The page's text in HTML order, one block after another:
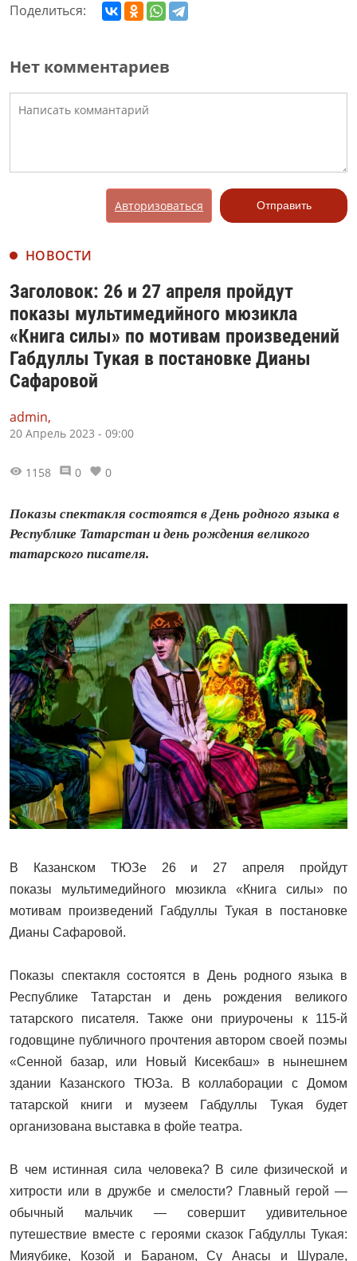
Поделиться:
Нет комментариев
Авторизоваться Отправить
НОВОСТИ
Заголовок: 26 и 27 апреля пройдут
показы мультимедийного мюзикла
«Книга силы» по мотивам произведений
Габдуллы Тукая в постановке Дианы
Сафаровой
admin,
20 Апрель 2023 - 09:00
1158 0 0
Показы спектакля состоятся в День родного языка в
Республике Татарстан и день рождения великого
татарского писателя.
В Казанском ТЮЗе 26 и 27 апреля пройдут
показы мультимедийного мюзикла «Книга силы» по
мотивам произведений Габдуллы Тукая в постановке
Дианы Сафаровой.
Показы спектакля состоятся в День родного языка в
Республике Татарстан и день рождения великого
татарского писателя. Также они приурочены к 115-й
годовщине публичного прочтения автором своей поэмы
«Сенной базар, или Новый Кисекбаш» в нынешнем
здании Казанского ТЮЗа. В коллаборации с Домом
татарской книги и музеем Габдуллы Тукая будет
организована выставка в фойе театра.
В чем истинная сила человека? В силе физической и
хитрости или в дружбе и смелости? Главный герой —
обычный мальчик — совершит удивительное
путешествие вместе с героями сказок Габдуллы Тукая:
Мияубике, Козой и Бараном, Су Анасы и Шурале,